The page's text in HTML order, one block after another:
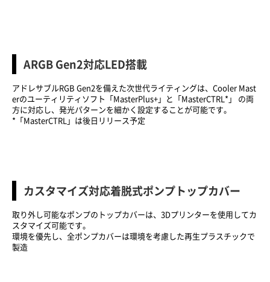
ARGB Gen2対応LED搭載
アドレサブルRGB Gen2を備えた次世代ライティングは、Cooler Mast
erのユーティリティソフト「MasterPlus+」と「MasterCTRL*」 の両
方に対応し、発光パターンを細かく設定することが可能です。
*「MasterCTRL」は後日リリース予定
カスタマイズ対応着脱式ポンプトップカバー
取り外し可能なポンプのトップカバーは、3Dプリンターを使用してカ
スタマイズ可能です。
環境を優先し、全ポンプカバーは環境を考慮した再生プラスチックで
製造